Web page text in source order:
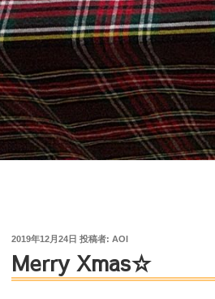
投
日:
2019年12月24日 投稿者: AOI
Merry Xmas☆